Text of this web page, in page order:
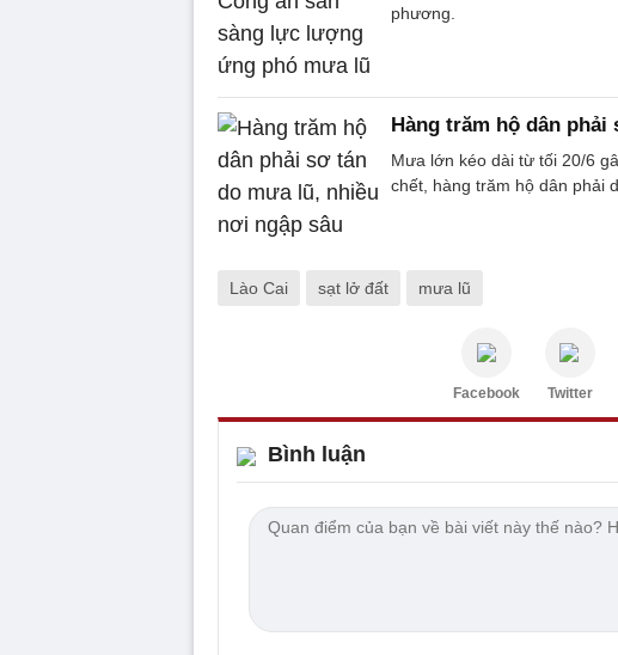
phương.
Hàng trăm hộ dân
Mưa lớn kéo dài từ tối 20/6
chết, hàng trăm hộ dân phải
Lào Cai sạt lở đất mưa lũ
Facebook Twitter
Bình luận